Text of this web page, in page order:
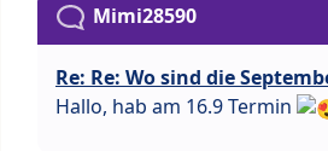
Mimi28590
Re: Re: Wo sind die
Hallo, hab am 16.9 Termin